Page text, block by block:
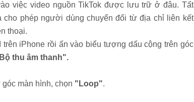
việc video nguồn TikTok được lưu trữ ở đâu. Tất
cho phép người dùng chuyển đổi từ địa chỉ liên kết
thoại.
iPhone rồi ấn vào biểu tượng dấu cộng trên góc
thu âm thanh".
màn hình, chọn "Loop".